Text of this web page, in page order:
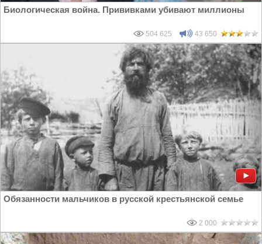
Биологическая война. Прививками убивают миллионы
504 625 43 650
Обязанности мальчиков в русской крестьянской семье
2 000